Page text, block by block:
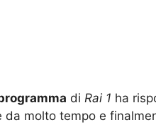
di Rai 1 ha
da molto tempo e